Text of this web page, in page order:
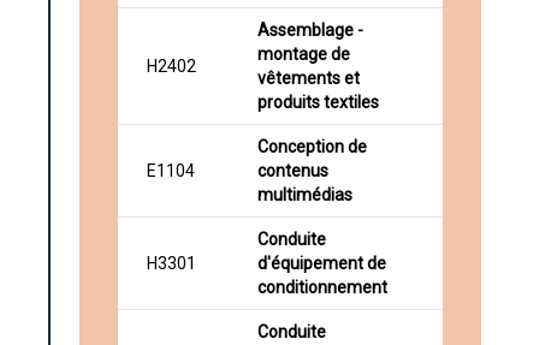
H2402
Assemblage -
montage de
vêtements et
produits textiles
E1104
Conception de
contenus
multimédias
H3301
Conduite
d'équipement de
conditionnement
Conduite